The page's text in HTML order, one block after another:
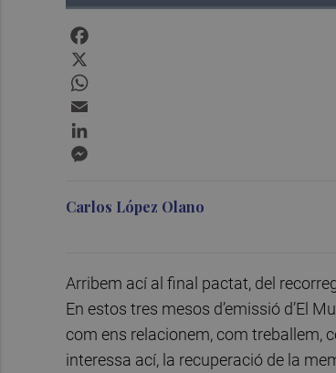
Carlos López Olano
Arribem ací al final pactat, del
En estos tres mesos d’emissió d’El
com ens relacionem, com treballem,
interessa ací, la recuperació de la